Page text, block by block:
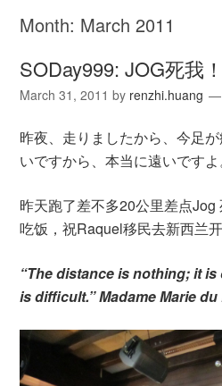
Month: March 2011
SODay999: JOG死我
March 31, 2011 by renzhi.huang
昨夜、走りましたから、今足
いですから、本当に遠いですよ
昨天跑了差不多20公里差点
吃饭，祝Raquel移民去新西兰
“The distance is nothing; it
is difficult.” Madame Marie